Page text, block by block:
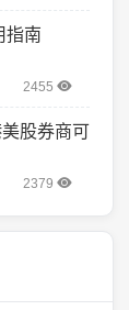
指南
2455
股券商可
2379